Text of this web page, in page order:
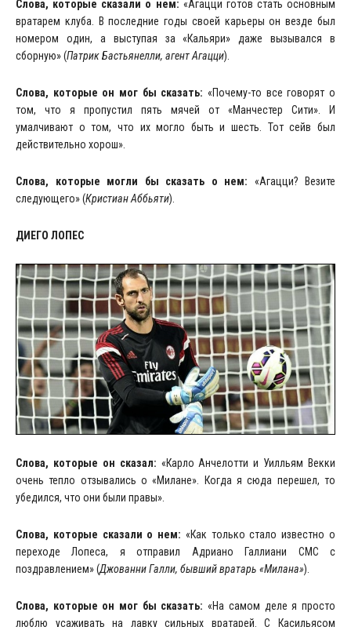
Слова, которые сказали о нем: «Агацци готов стать основным
вратарем клуба. В последние годы своей карьеры он везде был
номером один, а выступая за «Кальяри» даже вызывался в
сборную» (Патрик Бастьянелли, агент Агацци).
Слова, которые он мог бы сказать: «Почему-то все говорят о
том, что я пропустил пять мячей от «Манчестер Сити». И
умалчивают о том, что их могло быть и шесть. Тот сейв был
действительно хорош».
Слова, которые могли бы сказать о нем: «Агацци? Везите
следующего» (Кристиан Аббьяти).
ДИЕГО ЛОПЕС
Слова, которые он сказал: «Карло Анчелотти и Уилльям Векки
очень тепло отзывались о «Милане». Когда я сюда перешел, то
убедился, что они были правы».
Слова, которые сказали о нем: «Как только стало известно о
переходе Лопеса, я отправил Адриано Галлиани СМС с
поздравлением» (Джованни Галли, бывший вратарь «Милана»).
Слова, которые он мог бы сказать:«На самом деле я просто
люблю усаживать на лавку сильных вратарей. С Касильясом